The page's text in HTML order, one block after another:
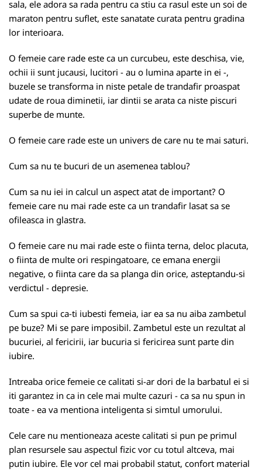
sala, ele adora sa rada pentru ca stiu ca rasul este un soi de
maraton pentru suflet, este sanatate curata pentru gradina
lor interioara.
O femeie care rade este ca un curcubeu, este deschisa, vie,
ochii ii sunt jucausi, lucitori - au o lumina aparte in ei -,
buzele se transforma in niste petale de trandafir proaspat
udate de roua diminetii, iar dintii se arata ca niste piscuri
superbe de munte.
O femeie care rade este un univers de care nu te mai saturi.
Cum sa nu te bucuri de un asemenea tablou?
Cum sa nu iei in calcul un aspect atat de important? O
femeie care nu mai rade este ca un trandafir lasat sa se
ofileasca in glastra.
O femeie care nu mai rade este o fiinta terna, deloc placuta,
o fiinta de multe ori respingatoare, ce emana energii
negative, o fiinta care da sa planga din orice, asteptandu-si
verdictul - depresie.
Cum sa spui ca-ti iubesti femeia, iar ea sa nu aiba zambetul
pe buze? Mi se pare imposibil. Zambetul este un rezultat al
bucuriei, al fericirii, iar bucuria si fericirea sunt parte din
iubire.
Intreaba orice femeie ce calitati si-ar dori de la barbatul ei si
iti garantez in ca in cele mai multe cazuri - ca sa nu spun in
toate - ea va mentiona inteligenta si simtul umorului.
Cele care nu mentioneaza aceste calitati si pun pe primul
plan resursele sau aspectul fizic vor cu totul altceva, mai
putin iubire. Ele vor cel mai probabil statut, confort material